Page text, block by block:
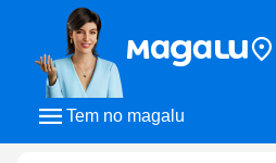
Tem no magalu